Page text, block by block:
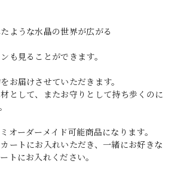
ような水晶の世界が広がる
も見ることができます。
お届けさせていただきます。
として、またお守りとして持ち歩くのに
オーダーメイド可能商品になります。
ートにお入れいただき、一緒にお好きな
トにお入れください。